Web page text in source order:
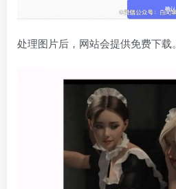
处理图片后，网站会提供免费下载。